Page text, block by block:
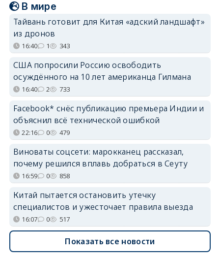
В мире
Тайвань готовит для Китая «адский ландшафт»
из дронов
16:40 1 343
США попросили Россию освободить
осуждённого на 10 лет американца Гилмана
16:40 2 733
Facebook* снёс публикацию премьера Индии и
объяснил всё технической ошибкой
22:16 0 479
Виноваты соцсети: марокканец рассказал,
почему решился вплавь добраться в Сеуту
16:59 0 858
Китай пытается остановить утечку
специалистов и ужесточает правила выезда
16:07 0 517
Показать все новости